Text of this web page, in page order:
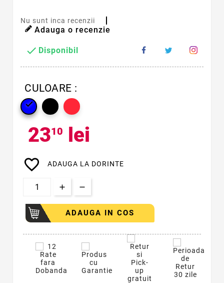
Nu sunt inca recenzii
Adauga o recenzie
 Disponibil
CULOARE :

2310 lei
favorite_border ADAUGA LA DORINTE
ADAUGA IN COS